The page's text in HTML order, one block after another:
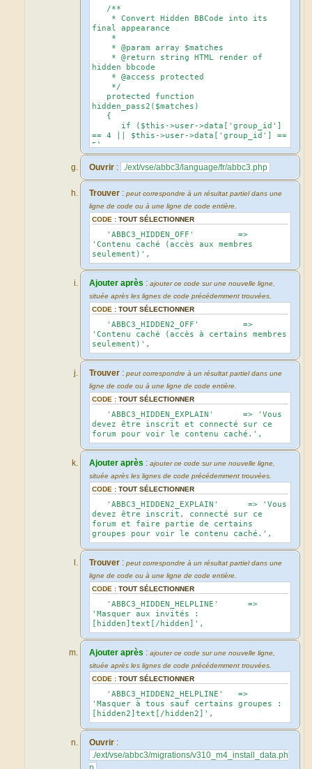
/**
* Convert Hidden BBCode into its
final appearance
*
* @param array $matches
* @return string HTML render of
hidden bbcode
* @access protected
*/
protected function
hidden_pass2($matches)
{
if ($this->user->data['group_id']
== 4 || $this->user->data['group_id'] ==
5)
{
$replacements = array(
$this->user-
>lang('ABBC3_HIDDEN2_OFF'),
$matches[1],
'hidebox_visible',
);
}
else
{
$replacements = array(
$this->user-
>lang('ABBC3_HIDDEN_ON'),
$this->user-
>lang('ABBC3_HIDDEN2_EXPLAIN'),
'hidebox_hidden',
);
}
return vsprintf('<div
class="hidebox_title %3$s">%1$s</div>
<div class="%3$s">%2$s</div></div>',
$replacements);
}
Ouvrir : ./ext/vse/abbc3/language/fr/abbc3.php
Trouver :peut correspondre à un résultat partiel dans une
ligne de code ou à une ligne de code entière.
CODE :TOUT SÉLECTIONNER
'ABBC3_HIDDEN_OFF' =>
'Contenu caché (accès aux membres
seulement)',
Ajouter après :ajouter ce code sur une nouvelle ligne,
située après les lignes de code précédemment trouvées.
CODE :TOUT SÉLECTIONNER
'ABBC3_HIDDEN2_OFF' =>
'Contenu caché (accès à certains membres
seulement)',
Trouver :peut correspondre à un résultat partiel dans une
ligne de code ou à une ligne de code entière.
CODE :TOUT SÉLECTIONNER
'ABBC3_HIDDEN_EXPLAIN' => 'Vous
devez être inscrit et connecté sur ce
forum pour voir le contenu caché.',
Ajouter après :ajouter ce code sur une nouvelle ligne,
située après les lignes de code précédemment trouvées.
CODE :TOUT SÉLECTIONNER
'ABBC3_HIDDEN2_EXPLAIN' => 'Vous
devez être inscrit, connecté sur ce
forum et faire partie de certains
groupes pour voir le contenu caché.',
Trouver :peut correspondre à un résultat partiel dans une
ligne de code ou à une ligne de code entière.
CODE :TOUT SÉLECTIONNER
'ABBC3_HIDDEN_HELPLINE' =>
'Masquer aux invités :
[hidden]text[/hidden]',
Ajouter après :ajouter ce code sur une nouvelle ligne,
située après les lignes de code précédemment trouvées.
CODE :TOUT SÉLECTIONNER
'ABBC3_HIDDEN2_HELPLINE' =>
'Masquer à tous sauf certains groupes :
[hidden2]text[/hidden2]',
Ouvrir :
./ext/vse/abbc3/migrations/v310_m4_install_data.ph